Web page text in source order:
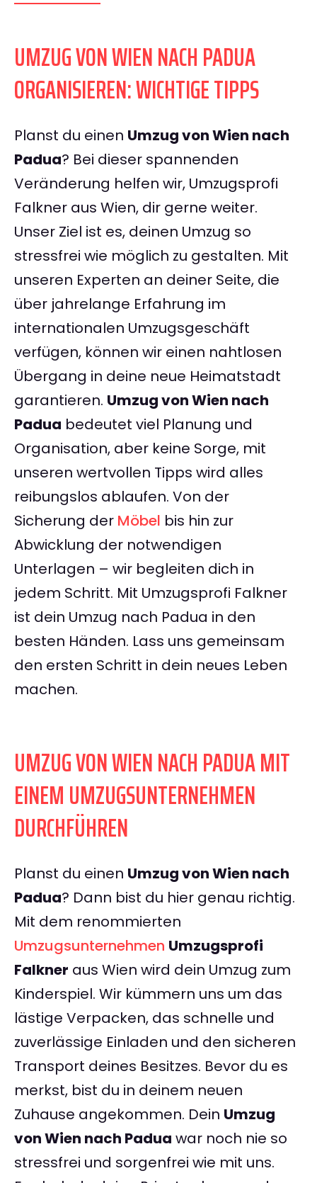
UMZUG VON WIEN NACH PADUA
ORGANISIEREN: WICHTIGE TIPPS
Planst du einen Umzug von Wien nach
Padua? Bei dieser spannenden
Veränderung helfen wir, Umzugsprofi
Falkner aus Wien, dir gerne weiter.
Unser Ziel ist es, deinen Umzug so
stressfrei wie möglich zu gestalten. Mit
unseren Experten an deiner Seite, die
über jahrelange Erfahrung im
internationalen Umzugsgeschäft
verfügen, können wir einen nahtlosen
Übergang in deine neue Heimatstadt
garantieren. Umzug von Wien nach
Padua bedeutet viel Planung und
Organisation, aber keine Sorge, mit
unseren wertvollen Tipps wird alles
reibungslos ablaufen. Von der
Sicherung der Möbel bis hin zur
Abwicklung der notwendigen
Unterlagen – wir begleiten dich in
jedem Schritt. Mit Umzugsprofi Falkner
ist dein Umzug nach Padua in den
besten Händen. Lass uns gemeinsam
den ersten Schritt in dein neues Leben
machen.
UMZUG VON WIEN NACH PADUA MIT
EINEM UMZUGSUNTERNEHMEN
DURCHFÜHREN
Planst du einen Umzug von Wien nach
Padua? Dann bist du hier genau richtig.
Mit dem renommierten
Umzugsunternehmen Umzugsprofi
Falkner aus Wien wird dein Umzug zum
Kinderspiel. Wir kümmern uns um das
lästige Verpacken, das schnelle und
zuverlässige Einladen und den sicheren
Transport deines Besitzes. Bevor du es
merkst, bist du in deinem neuen
Zuhause angekommen. Dein Umzug
von Wien nach Padua war noch nie so
stressfrei und sorgenfrei wie mit uns.